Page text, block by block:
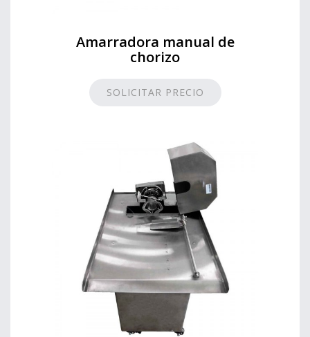
Amarradora manual de
chorizo
SOLICITAR PRECIO